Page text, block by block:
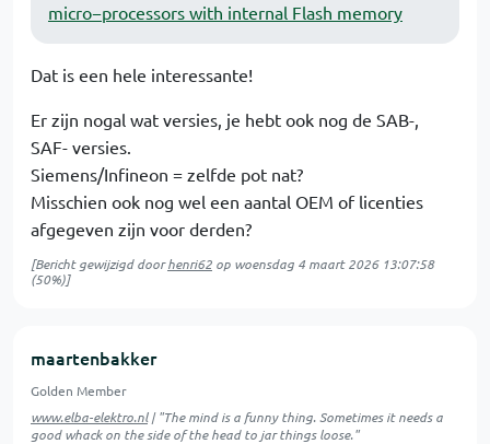
micro−processors with internal Flash memory
Dat is een hele interessante!
Er zijn nogal wat versies, je hebt ook nog de SAB-,
SAF- versies.
Siemens/Infineon = zelfde pot nat?
Misschien ook nog wel een aantal OEM of licenties
afgegeven zijn voor derden?
[Bericht gewijzigd doorhenri62 op woensdag 4 maart 2026 13:07:58
(50%)]
maartenbakker
Golden Member
www.elba-elektro.nl| "The mind is a funny thing. Sometimes it needs a
good whack on the side of the head to jar things loose."